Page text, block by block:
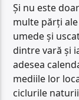
Și nu este
multe părți
umede și
dintre vară și
adesea
mediile lor
ciclurile